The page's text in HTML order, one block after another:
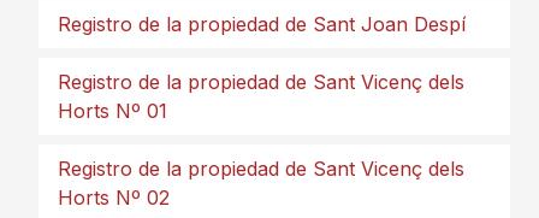
Registro de la propiedad de Sant Joan Despí
Registro de la propiedad de Sant Vicenç dels
Horts Nº 01
Registro de la propiedad de Sant Vicenç dels
Horts Nº 02